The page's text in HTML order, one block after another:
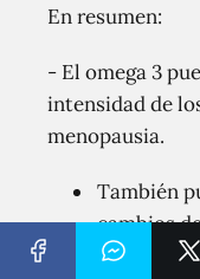
En resumen:
- El omega 3
intensidad de
menopausia.
También
cambios
la